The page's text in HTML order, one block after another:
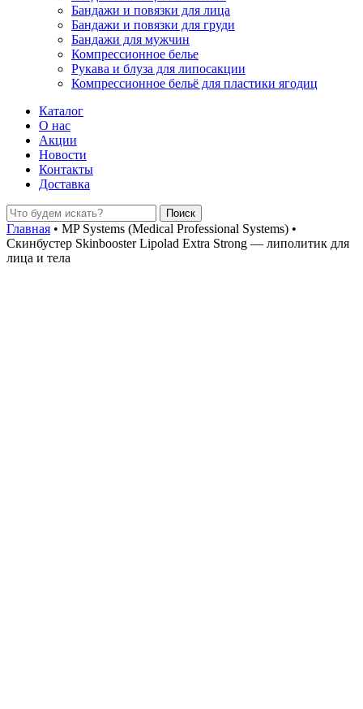
Бандажи и повязки для лица
Бандажи и повязки для груди
Бандажи для мужчин
Компрессионное белье
Рукава и блуза для липосакции
Компрессионное бельё для пластики ягодиц
Каталог
О нас
Акции
Новости
Контакты
Доставка
Главная • MP Systems (Medical Professional Systems) •
Скинбустер Skinbooster Lipolad Extra Strong — липолитик для
лица и тела